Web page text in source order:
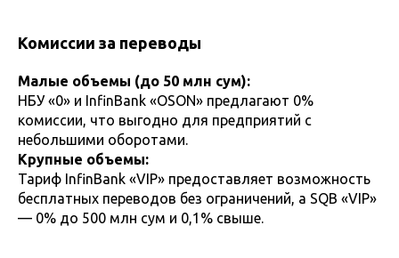
Комиссии за переводы
Малые объемы (до 50 млн сум):
НБУ «0» и InfinBank «OSON» предлагают 0%
комиссии, что выгодно для предприятий с
небольшими оборотами.
Крупные объемы:
Тариф InfinBank «VIP» предоставляет возможность
бесплатных переводов без ограничений, а SQB «VIP»
— 0% до 500 млн сум и 0,1% свыше.